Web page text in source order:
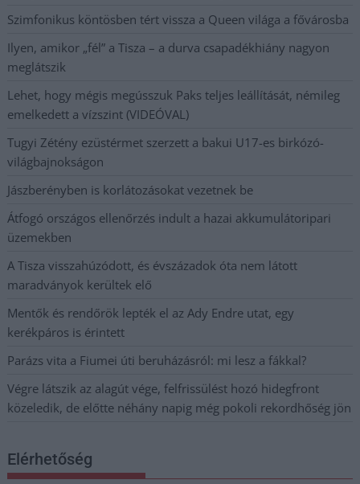
Szimfonikus köntösben tért vissza a Queen világa a fővárosba
Ilyen, amikor „fél” a Tisza – a durva csapadékhiány nagyon
meglátszik
Lehet, hogy mégis megússzuk Paks teljes leállítását, némileg
emelkedett a vízszint (VIDEÓVAL)
Tugyi Zétény ezüstérmet szerzett a bakui U17-es birkózó-
világbajnokságon
Jászberényben is korlátozásokat vezetnek be
Átfogó országos ellenőrzés indult a hazai akkumulátoripari
üzemekben
A Tisza visszahúzódott, és évszázadok óta nem látott
maradványok kerültek elő
Mentők és rendőrök lepték el az Ady Endre utat, egy
kerékpáros is érintett
Parázs vita a Fiumei úti beruházásról: mi lesz a fákkal?
Végre látszik az alagút vége, felfrissülést hozó hidegfront
közeledik, de előtte néhány napig még pokoli rekordhőség jön
Elérhetőség